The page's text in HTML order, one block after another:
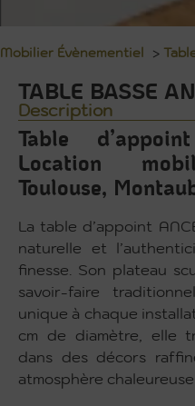
Mobilier Évènementiel >
TABLE BASSE
Description
Table
Location
Toulouse,
La table d’appoint
naturelle et
finesse. Son plateau
savoir-faire
unique à chaque
cm de diamètre, elle
dans des décors
atmosphère chaleureuse